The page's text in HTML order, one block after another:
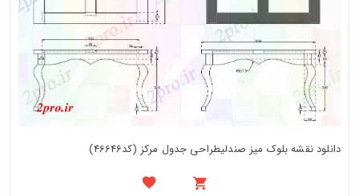
دانلود نقشه بلوک میز صندلیطراحی جدول مرکز (کد46646)